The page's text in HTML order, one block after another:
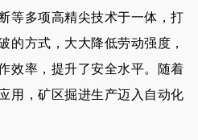
等多项高精尖技术于一体，打
的方式，大大降低劳动强度，
效率，提升了安全水平。随着
用，矿区掘进生产迈入自动化